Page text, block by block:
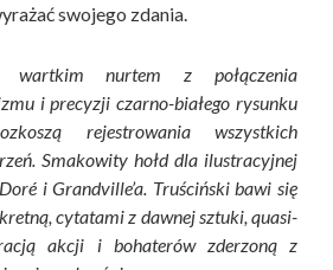
swojego zdania.
wartkim nurtem z połączenia
i precyzji czarno-białego rysunku
rejestrowania wszystkich
Smakowity hołd dla ilustracyjnej
i Grandville’a. Truściński bawi się
cytatami z dawnej sztuki, quasi-
akcji i bohaterów zderzoną z